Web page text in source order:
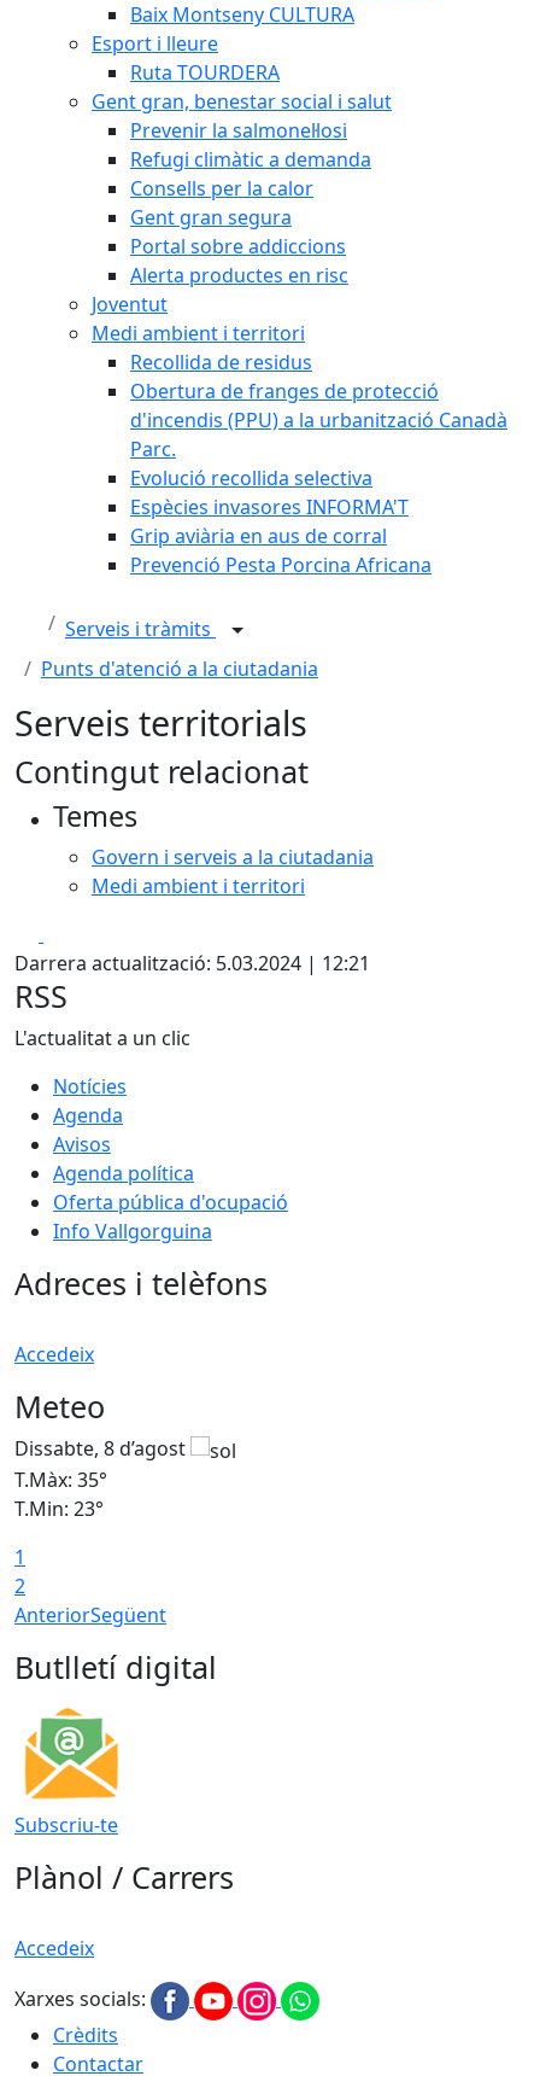
Baix Montseny CULTURA
Esport i lleure
Ruta TOURDERA
Gent gran, benestar social i salut
Prevenir la salmonel·losi
Refugi climàtic a demanda
Consells per la calor
Gent gran segura
Portal sobre addiccions
Alerta productes en risc
Joventut
Medi ambient i territori
Recollida de residus
Obertura de franges de protecció
d'incendis (PPU) a la urbanització Canadà
Parc.
Evolució recollida selectiva
Espècies invasores INFORMA'T
Grip aviària en aus de corral
Prevenció Pesta Porcina Africana
Serveis i tràmits
Punts d'atenció a la ciutadania
Serveis territorials
Contingut relacionat
Temes
Govern i serveis a la ciutadania
Medi ambient i territori
Darrera actualització: 5.03.2024 | 12:21
RSS
L'actualitat a un clic
Notícies
Agenda
Avisos
Agenda política
Oferta pública d'ocupació
Info Vallgorguina
Adreces i telèfons
Accedeix
Meteo
Dissabte, 8 d’agost
T.Màx: 35°
T.Min: 23°
1
2
AnteriorSegüent
Butlletí digital
Subscriu-te
Plànol / Carrers
Accedeix
Xarxes socials:
Crèdits
Contactar